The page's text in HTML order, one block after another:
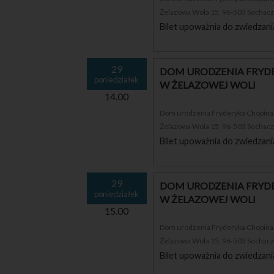
Żelazowa Wola 15, 96-503
Bilet upoważnia do
29
poniedziałek
14.00
DOM URODZENIA
W ŻELAZOWEJ WOLI
Dom urodzenia Fryderyka
Żelazowa Wola 15, 96-503
Bilet upoważnia do
29
poniedziałek
15.00
DOM URODZENIA
W ŻELAZOWEJ WOLI
Dom urodzenia Fryderyka
Żelazowa Wola 15, 96-503
Bilet upoważnia do